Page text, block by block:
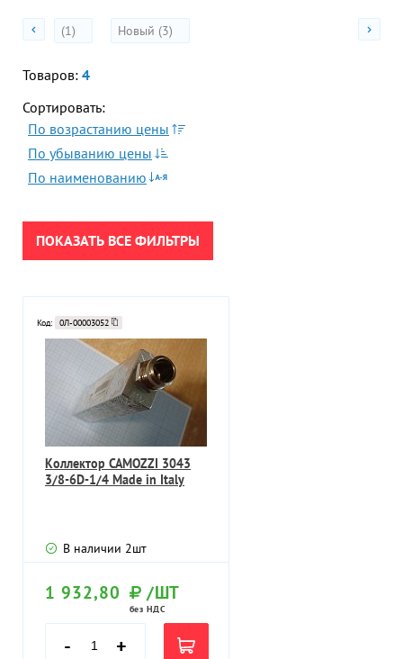
ПРИМЕНИТЬ
(1) Новый (3)
Товаров: 4
Сортировать:
По возрастанию цены
По убыванию цены
По наименованию
ПОКАЗАТЬ ВСЕ ФИЛЬТРЫ
Код: 0Л-00003052
Коллектор CAMOZZI 3043
3/8-6D-1/4 Made in Italy
В наличии 2шт
1 932,80 /ШТ
без НДС
- +